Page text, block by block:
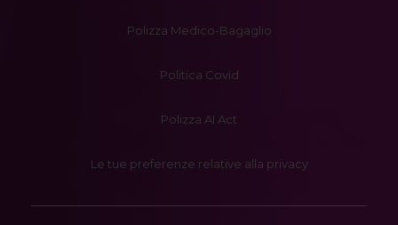
Polizza Medico-Bagaglio
Politica Covid
Polizza AI Act
Le tue preferenze relative alla privacy